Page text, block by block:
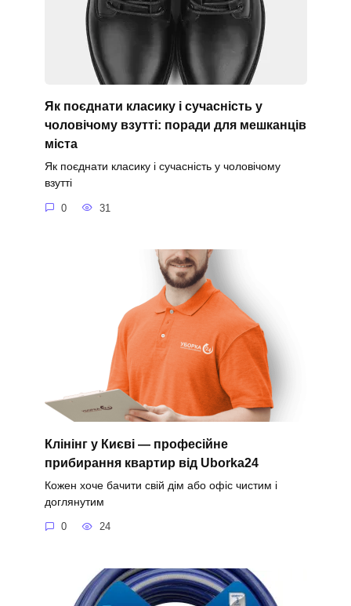
Як поєднати класику і сучасність у
чоловічому взутті: поради для мешканців
міста
Як поєднати класику і сучасність у чоловічому
взутті
0 31
Клінінг у Києві — професійне
прибирання квартир від Uborka24
Кожен хоче бачити свій дім або офіс чистим і
доглянутим
0 24